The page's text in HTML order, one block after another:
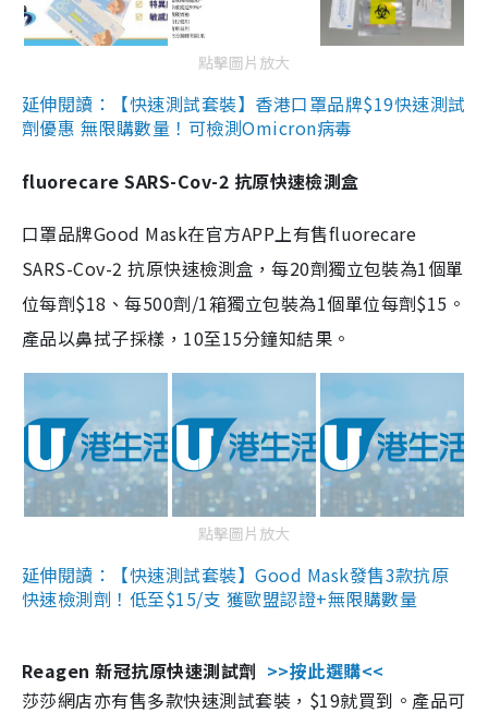
點擊圖片放大
延伸閱讀：【快速測試套裝】香港口罩品牌$19快速測試
劑優惠 無限購數量！可檢測Omicron病毒
fluorecare SARS-Cov-2 抗原快速檢測盒
口罩品牌Good Mask在官方APP上有售fluorecare
SARS-Cov-2 抗原快速檢測盒，每20劑獨立包裝為1個單
位每劑$18、每500劑/1箱獨立包裝為1個單位每劑$15。
產品以鼻拭子採樣，10至15分鐘知結果。
點擊圖片放大
延伸閱讀：【快速測試套裝】Good Mask發售3款抗原
快速檢測劑！低至$15/支 獲歐盟認證+無限購數量
Reagen 新冠抗原快速測試劑 >>按此選購<<
莎莎網店亦有售多款快速測試套裝，$19就買到。產品可